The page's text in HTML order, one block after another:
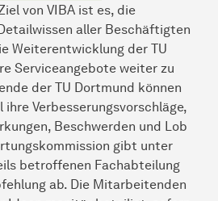
von VIBA ist es, die
aller Beschäftigten
Weiterentwicklung der TU
Serviceangebote weiter zu
der TU Dortmund können
Verbesserungsvorschläge,
Beschwerden und Lob
gibt unter
betroffenen Fachabteilung
ab. Die Mitarbeitenden